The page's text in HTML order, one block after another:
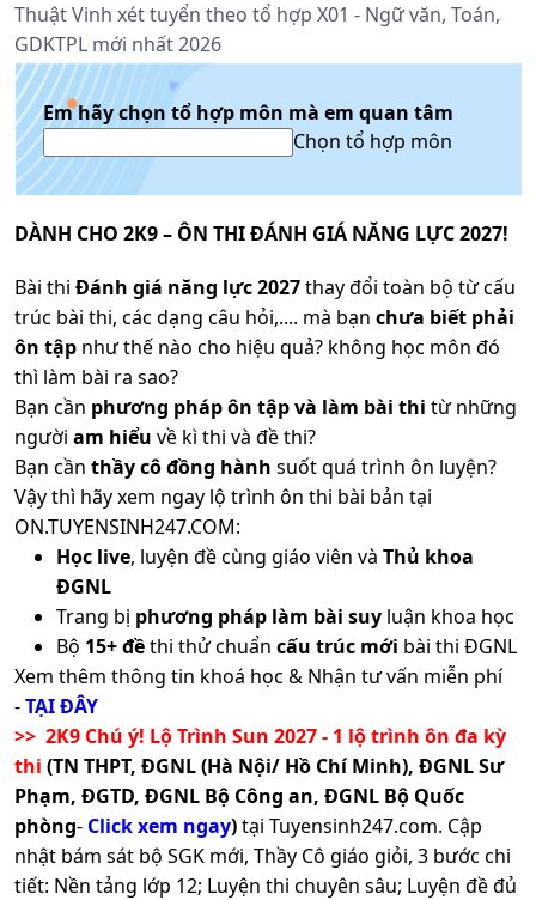
Thuật Vinh xét tuyển theo tổ hợp X01 - Ngữ văn, Toán,
GDKTPL mới nhất 2026
Em hãy chọn tổ hợp môn mà em quan tâm
Chọn tổ hợp môn
DÀNH CHO 2K9 – ÔN THI ĐÁNH GIÁ NĂNG LỰC 2027!
Bài thi Đánh giá năng lực 2027thay đổi toàn bộ từ cấu
trúc bài thi, các dạng câu hỏi,.... mà bạn chưa biết phải
ôn tập như thế nào cho hiệu quả? không học môn đó
thì làm bài ra sao?
Bạn cần phương pháp ôn tập và làm bài thi từ những
người am hiểu về kì thi và đề thi?
Bạn cần thầy cô đồng hành suốt quá trình ôn luyện?
Vậy thì hãy xem ngay lộ trình ôn thi bài bản tại
ON.TUYENSINH247.COM:
Học live, luyện đề cùng giáo viên và Thủ khoa
ĐGNL
Trang bị phương pháp làm bài suy luận khoa học
Bộ 15+ đềthi thử chuẩn cấu trúc mới bài thi ĐGNL
Xem thêm thông tin khoá học & Nhận tư vấn miễn phí
-TẠI ĐÂY
>> 2K9 Chú ý! Lộ Trình Sun 2027 - 1 lộ trình ôn đa kỳ
thi (TN THPT, ĐGNL (Hà Nội/ Hồ Chí Minh), ĐGNL Sư
Phạm, ĐGTD, ĐGNL Bộ Công an, ĐGNL Bộ Quốc
phòng- Click xem ngay)tại Tuyensinh247.com. Cập
nhật bám sát bộ SGK mới, Thầy Cô giáo giỏi, 3 bước chi
tiết: Nền tảng lớp 12; Luyện thi chuyên sâu; Luyện đề đủ